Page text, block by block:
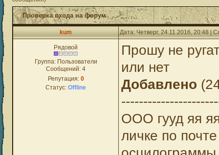
Проверка входа на форум
kum Дата: Четверг, 24.11.2016, 20:48 |
Рядовой
Группа: Пользователи
Сообщений: 4
Репутация: 0
Статус: Offline
Прошу не
или нет
Добавлено
ООО гууд яя
личке по